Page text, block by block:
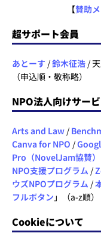
【賛助
超サポート会員
あとーす /鈴木征浩 /
（申込順・敬称略）
NPO法人向けサー
Arts and Law /
Canva for NPO /
Pro（NovelJam協賛）
NPO支援プログラム /
ウズNPOプログラム /
フルボタン 」（a-z順）
Cookieについて